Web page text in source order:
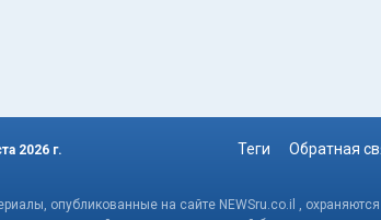
2026 г. Теги Обратная
опубликованные на сайте NEWSru.co.il ,